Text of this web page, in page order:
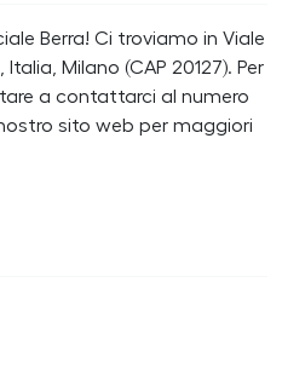
Berra! Ci troviamo in Viale
Italia, Milano (CAP 20127). Per
a contattarci al numero
sito web per maggiori